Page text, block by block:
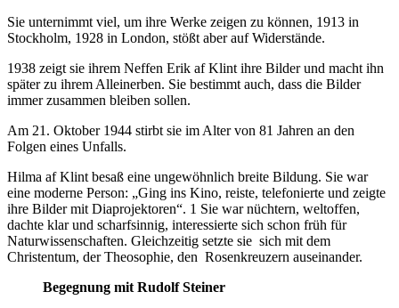
Sie unternimmt viel, um ihre Werke zeigen zu können, 1913 in
Stockholm, 1928 in London, stößt aber auf Widerstände.
1938 zeigt sie ihrem Neffen Erik af Klint ihre Bilder und macht ihn
später zu ihrem Alleinerben. Sie bestimmt auch, dass die Bilder
immer zusammen bleiben sollen.
Am 21. Oktober 1944 stirbt sie im Alter von 81 Jahren an den
Folgen eines Unfalls.
Hilma af Klint besaß eine ungewöhnlich breite Bildung. Sie war
eine moderne Person: „Ging ins Kino, reiste, telefonierte und zeigte
ihre Bilder mit Diaprojektoren“. 1 Sie war nüchtern, weltoffen,
dachte klar und scharfsinnig, interessierte sich schon früh für
Naturwissenschaften. Gleichzeitig setzte sie sich mit dem
Christentum, der Theosophie, den Rosenkreuzern auseinander.
Begegnung mit Rudolf Steiner